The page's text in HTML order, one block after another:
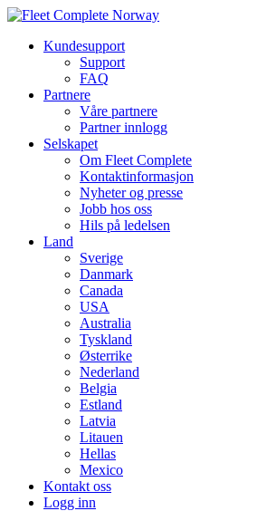
Kundesupport
Support
FAQ
Partnere
Våre partnere
Partner innlogg
Selskapet
Om Fleet Complete
Kontaktinformasjon
Nyheter og presse
Jobb hos oss
Hils på ledelsen
Land
Sverige
Danmark
Canada
USA
Australia
Tyskland
Østerrike
Nederland
Belgia
Estland
Latvia
Litauen
Hellas
Mexico
Kontakt oss
Logg inn